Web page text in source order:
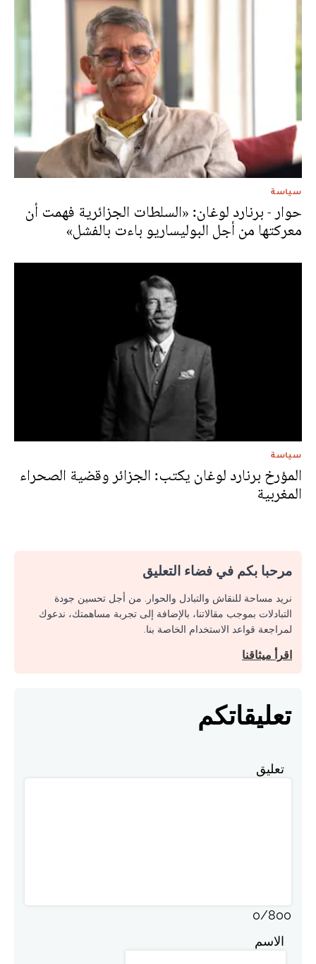
سياسة
حوار - برنارد لوغان: «السلطات الجزائرية فهمت أن
معركتها من أجل البوليساريو باءت بالفشل»
سياسة
المؤرخ برنارد لوغان يكتب: الجزائر وقضية الصحراء
المغربية
مرحبا بكم في فضاء التعليق
نريد مساحة للنقاش والتبادل والحوار. من أجل تحسين جودة
التبادلات بموجب مقالاتنا، بالإضافة إلى تجربة مساهمتك، ندعوك
لمراجعة قواعد الاستخدام الخاصة بنا.
اقرأ ميثاقنا
تعليقاتكم
تعليق
0/800
الاسم